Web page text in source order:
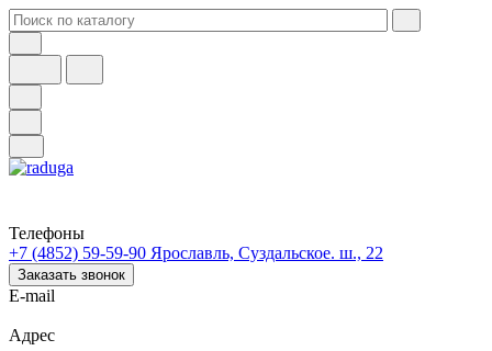
Телефоны
+7 (4852) 59-59-90 Ярославль, Суздальское. ш., 22
Заказать звонок
E-mail
Адрес